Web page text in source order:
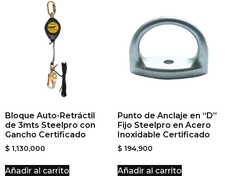
Bloque Auto-Retráctil
de 3mts Steelpro con
Gancho Certificado
$ 1,130,000
Añadir al carrito
Punto de Anclaje en “D”
Fijo Steelpro en Acero
Inoxidable Certificado
$ 194,900
Añadir al carrito